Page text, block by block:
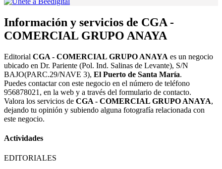
Información y servicios de CGA -
COMERCIAL GRUPO ANAYA
Editorial CGA - COMERCIAL GRUPO ANAYA es un negocio
ubicado en Dr. Pariente (Pol. Ind. Salinas de Levante), S/N
BAJO(PARC.29/NAVE 3), El Puerto de Santa María.
Puedes contactar con este negocio en el número de teléfono
956878021, en la web y a través del formulario de contacto.
Valora los servicios de CGA - COMERCIAL GRUPO ANAYA,
dejando tu opinión y subiendo alguna fotografía relacionada con
este negocio.
Actividades
EDITORIALES